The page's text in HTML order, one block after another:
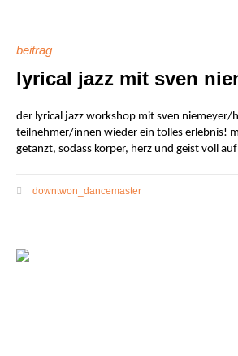
beitrag
lyrical jazz mit sven
der lyrical jazz workshop mit sven niemeyer/
teilnehmer/innen wieder ein tolles erlebnis!
getanzt, sodass körper, herz und geist voll
downtwon_dancemaster